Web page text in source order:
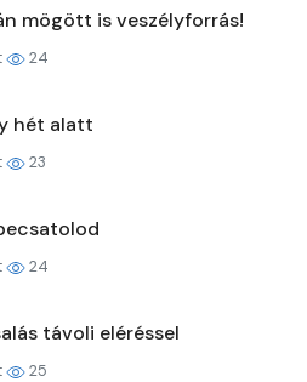
mögött is veszélyforrás!
24
hét alatt
23
24
távoli eléréssel
25